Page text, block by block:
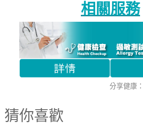
相關服務
分享健康：
猜你喜歡